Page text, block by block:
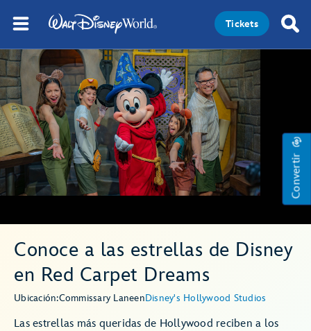
Tickets
Convertir
Conoce a las estrellas de Disney
en Red Carpet Dreams
Ubicación:Commissary LaneenDisney's Hollywood Studios
Las estrellas más queridas de Hollywood reciben a los